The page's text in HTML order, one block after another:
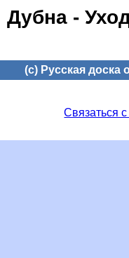
Дубна -
(c) Русская доска
Связаться